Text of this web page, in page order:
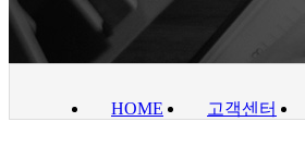
HOME 고객센터